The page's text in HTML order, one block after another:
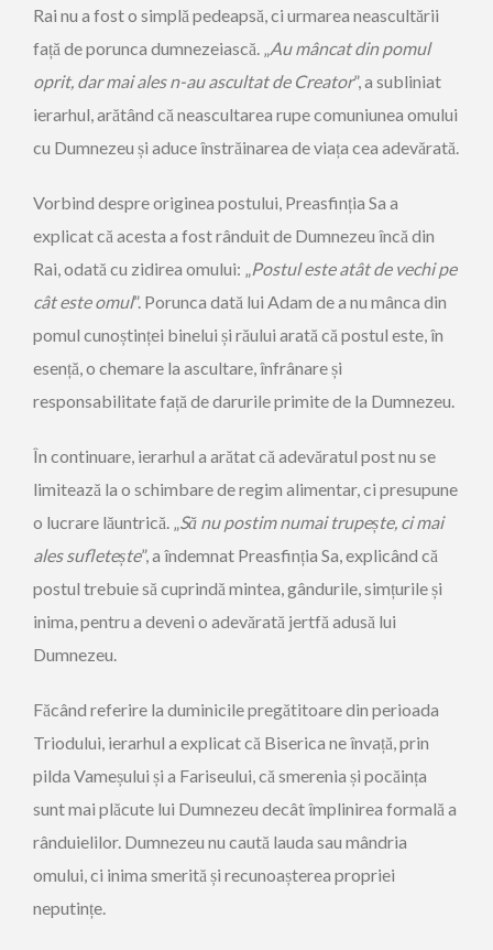
Rai nu a fost o simplă pedeapsă, ci urmarea neascultării
față de porunca dumnezeiască. „Au mâncat din pomul
oprit, dar mai ales n-au ascultat de Creator”, a subliniat
ierarhul, arătând că neascultarea rupe comuniunea omului
cu Dumnezeu și aduce înstrăinarea de viața cea adevărată.
Vorbind despre originea postului, Preasfinția Sa a
explicat că acesta a fost rânduit de Dumnezeu încă din
Rai, odată cu zidirea omului: „Postul este atât de vechi pe
cât este omul”. Porunca dată lui Adam de a nu mânca din
pomul cunoștinței binelui și răului arată că postul este, în
esență, o chemare la ascultare, înfrânare și
responsabilitate față de darurile primite de la Dumnezeu.
În continuare, ierarhul a arătat că adevăratul post nu se
limitează la o schimbare de regim alimentar, ci presupune
o lucrare lăuntrică. „Să nu postim numai trupește, ci mai
ales sufletește”, a îndemnat Preasfinția Sa, explicând că
postul trebuie să cuprindă mintea, gândurile, simțurile și
inima, pentru a deveni o adevărată jertfă adusă lui
Dumnezeu.
Făcând referire la duminicile pregătitoare din perioada
Triodului, ierarhul a explicat că Biserica ne învață, prin
pilda Vameșului și a Fariseului, că smerenia și pocăința
sunt mai plăcute lui Dumnezeu decât împlinirea formală a
rânduielilor. Dumnezeu nu caută lauda sau mândria
omului, ci inima smerită și recunoașterea propriei
neputințe.